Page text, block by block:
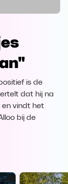
Download
is de
dat hij na
en vindt het
bij de